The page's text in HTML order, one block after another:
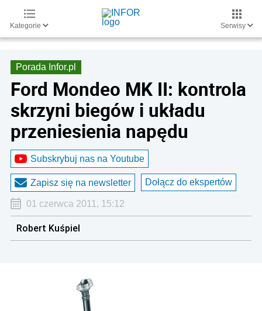
Kategorie Serwisy
Porada Infor.pl
Ford Mondeo MK II: kontrola
skrzyni biegów i układu
przeniesienia napędu
Subskrybuj nas na Youtube
Zapisz się na newsletter Dołącz do ekspertów
01 czerwca 2011, 15:12
Robert Kuśpiel